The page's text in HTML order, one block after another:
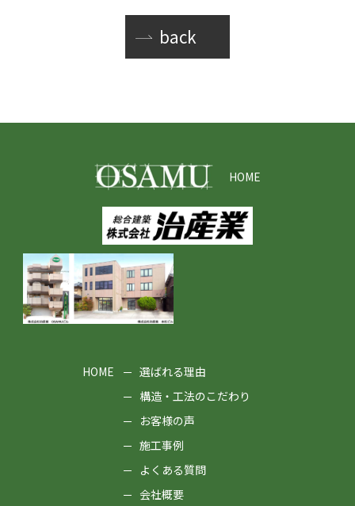
back
HOME
HOME
選ばれる理由
構造・工法のこだわり
お客様の声
施工事例
よくある質問
会社概要